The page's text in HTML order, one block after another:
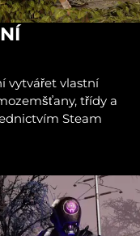
vytvářet vlastní
třídy a
Steam